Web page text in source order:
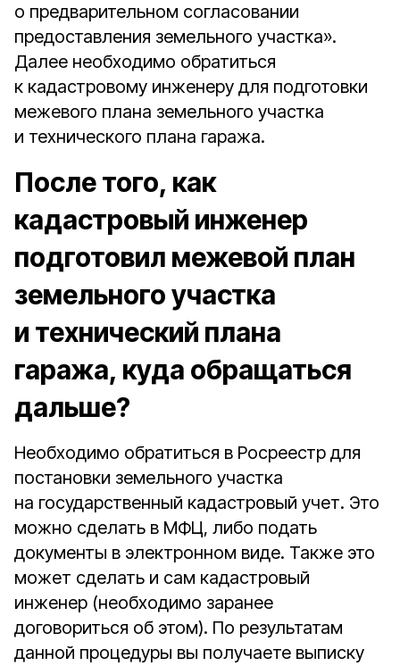
о предварительном согласовании
предоставления земельного участка».
Далее необходимо обратиться
к кадастровому инженеру для подготовки
межевого плана земельного участка
и технического плана гаража.
После того, как
кадастровый инженер
подготовил межевой план
земельного участка
и технический плана
гаража, куда обращаться
дальше?
Необходимо обратиться в Росреестр для
постановки земельного участка
на государственный кадастровый учет. Это
можно сделать в МФЦ, либо подать
документы в электронном виде. Также это
может сделать и сам кадастровый
инженер (необходимо заранее
договориться об этом). По результатам
данной процедуры вы получаете выписку